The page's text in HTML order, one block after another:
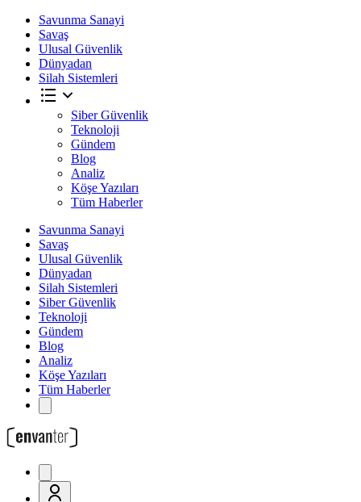
Savunma Sanayi
Savaş
Ulusal Güvenlik
Dünyadan
Silah Sistemleri
Siber Güvenlik
Teknoloji
Gündem
Blog
Analiz
Köşe Yazıları
Tüm Haberler
Savunma Sanayi
Savaş
Ulusal Güvenlik
Dünyadan
Silah Sistemleri
Siber Güvenlik
Teknoloji
Gündem
Blog
Analiz
Köşe Yazıları
Tüm Haberler